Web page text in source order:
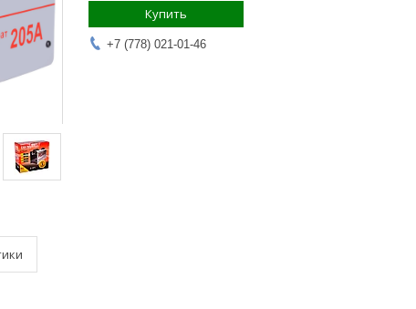
Купить
+7 (778) 021-01-46